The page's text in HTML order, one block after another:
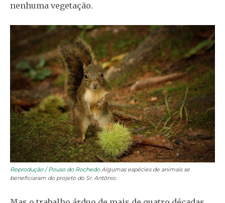
nenhuma vegetação.
Reprodução / Pouso do RochedoAlgumas espécies de animais se
beneficiaram do projeto do Sr. Antônio.